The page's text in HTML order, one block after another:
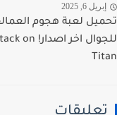
6, 2025
لعبة هجوم العمالقة
للجوال اخر اصدار! Attack on